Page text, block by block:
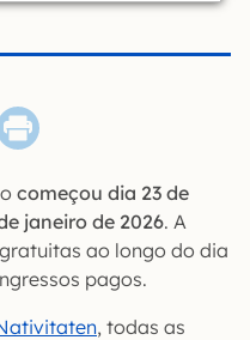
começou dia 23 de
janeiro de 2026. A
ao longo do dia
pagos.
, todas as